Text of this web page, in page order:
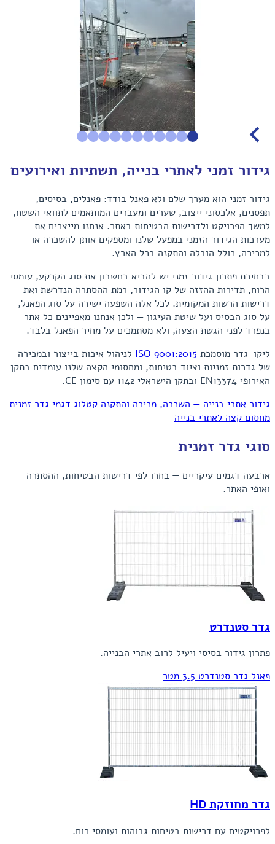
1
11
גידור זמני לאתרי בנייה, תשתיות ואירועים
גידור זמני הוא מערך שלם ולא פאנל בודד: פאנלים, בסיסים,
תפסנים, אלכסוני ייצוב, שערים ומעברים המותאמים לתוואי השטח,
למשך הפרויקט ולדרישות הבטיחות באתר. אנחנו מייצרים את
מערכות הגידור הזמני במפעל שלנו ומספקים אותן להשכרה או
למכירה, כולל הובלה והתקנה בכל הארץ.
בבחירת פתרון גידור זמני יש להביא בחשבון את סוג הקרקע, עומסי
הרוח, תדירות ההזזה של קו הגידור, רמת ההסתרה הנדרשת ואת
דרישות הרשות המקומית. לכל אלה השפעה ישירה על סוג הפאנל,
על סוג הבסיס ועל שיטת העיגון — ולכן אנחנו מאפיינים כל אתר
בנפרד לפני הגשת הצעה, ולא מסתמכים על מחיר הפאנל בלבד.
ליקו-גדר מוסמכת ISO 9001:2015 לניהול איכות בייצור ובמכירה
של גדרות זמניות וציוד בטיחות, ומחסומי הקצה שלנו עומדים בתקן
האירופי EN13374 ובתקן הישראלי 1142 עם סימון CE.
גידור אתרי בנייה — השכרה, מכירה והתקנה קטלוג דגמי גדר זמנית
מחסום קצה לאתרי בנייה
סוגי גדר זמנית
ארבעה דגמים עיקריים — בחרו לפי דרישות הבטיחות, ההסתרה
ואופי האתר.
גדר סטנדרט
פתרון גידור בסיסי ויעיל לרוב אתרי הבנייה.
פאנל גדר סטנדרט 3.5 מטר
גדר מחוזקת HD
לפרויקטים עם דרישות בטיחות גבוהות ועומסי רוח.